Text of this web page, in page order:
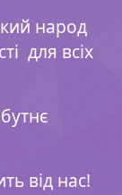
народ
для всіх
від нас!